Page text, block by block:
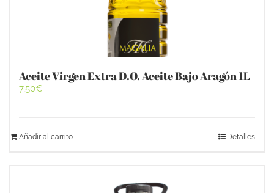
Aceite Virgen Extra D.O. Aceite Bajo Aragón 1L
7,50€
Añadir al carrito Detalles